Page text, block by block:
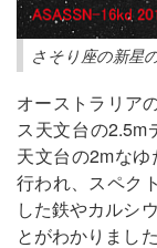
さそり座の新星
オーストラリア
ス天文台の2.5m
天文台の2mな
行われ、スペク
した鉄やカルシ
とがわかりまし